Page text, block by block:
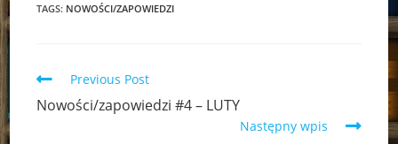
TAGS: NOWOŚCI/ZAPOWIEDZI
Read
articles
Previous Post
Nowości/zapowiedzi #4 – LUTY
Następny wpis